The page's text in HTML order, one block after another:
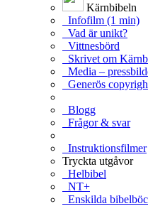
Kärnbibeln
Infofilm (1 min)
Vad är unikt?
Vittnesbörd
Skrivet om
Media –
Generös
Blogg
Frågor & svar
Instruktionsfilmer
Tryckta utgåvor
Helbibel
NT+
Enskilda